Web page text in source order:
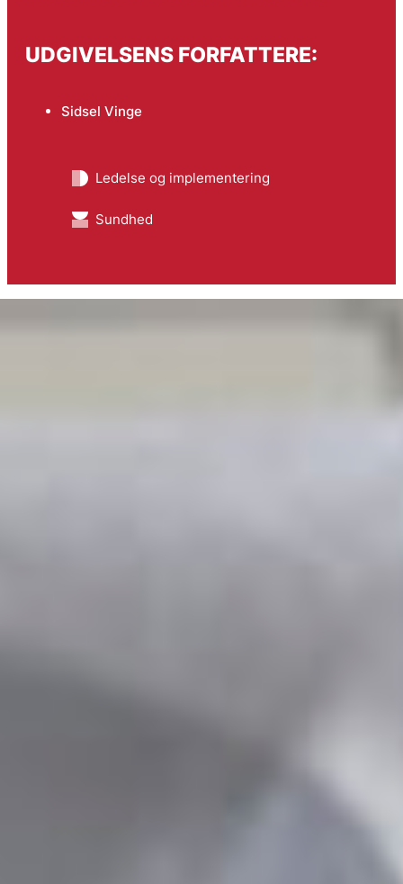
UDGIVELSENS FORFATTERE:
Sidsel Vinge
Ledelse og implementering
Sundhed